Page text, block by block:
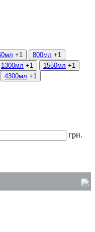
+1 800мл +1
1300мл +1 1550мл +1
4300мл +1
грн.